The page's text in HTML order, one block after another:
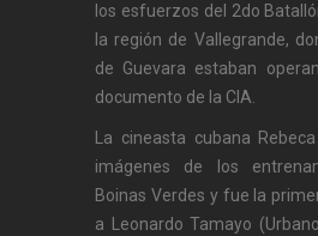
los esfuerzos del 2do
la región de Vallegrande,
de Guevara estaban
documento de la CIA.
La cineasta cubana
imágenes de los
Boinas Verdes y fue la
a Leonardo Tamayo